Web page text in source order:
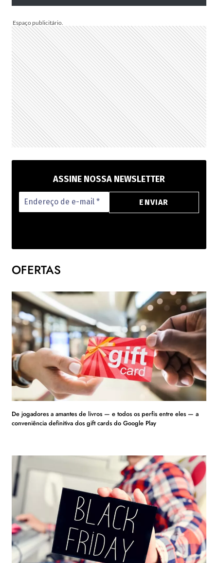
TE
A
MONTAR
A
SUA
PARA
PRESENTEAR
OU
VENDER!
ASSINE NOSSA NEWSLETTER
OFERTAS
De jogadores a amantes de livros — e todos os perfis entre eles — a
conveniência definitiva dos gift cards do Google Play